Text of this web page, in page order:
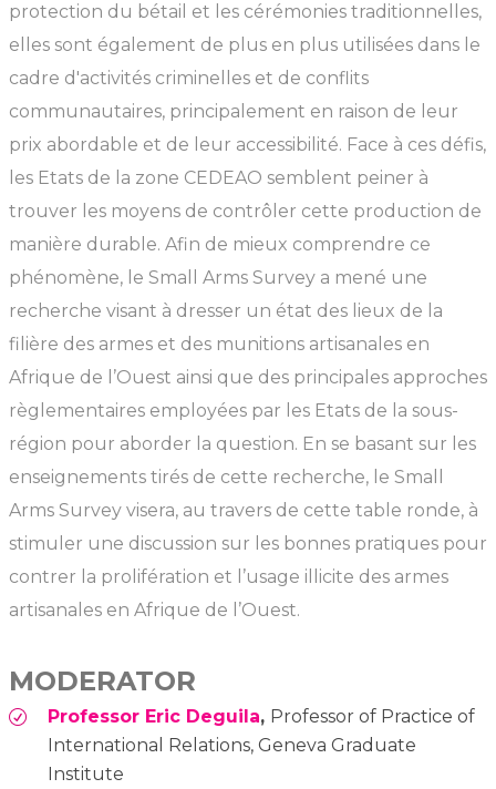
protection du bétail et les cérémonies traditionnelles,
elles sont également de plus en plus utilisées dans le
cadre d'activités criminelles et de conflits
communautaires, principalement en raison de leur
prix abordable et de leur accessibilité. Face à ces défis,
les Etats de la zone CEDEAO semblent peiner à
trouver les moyens de contrôler cette production de
manière durable. Afin de mieux comprendre ce
phénomène, le Small Arms Survey a mené une
recherche visant à dresser un état des lieux de la
filière des armes et des munitions artisanales en
Afrique de l’Ouest ainsi que des principales approches
règlementaires employées par les Etats de la sous-
région pour aborder la question. En se basant sur les
enseignements tirés de cette recherche, le Small
Arms Survey visera, au travers de cette table ronde, à
stimuler une discussion sur les bonnes pratiques pour
contrer la prolifération et l’usage illicite des armes
artisanales en Afrique de l’Ouest.
MODERATOR
Professor Eric Deguila, Professor of Practice of
International Relations, Geneva Graduate
Institute